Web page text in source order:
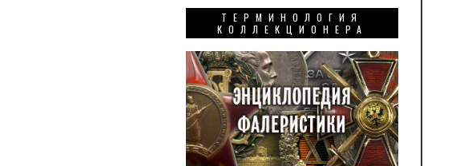
ТЕРМИНОЛОГИЯ
КОЛЛЕКЦИОНЕРА